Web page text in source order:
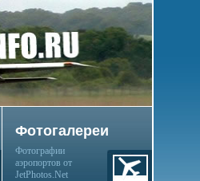
Фотогалереи
Фотографии
аэропортов от
JetPhotos.Net